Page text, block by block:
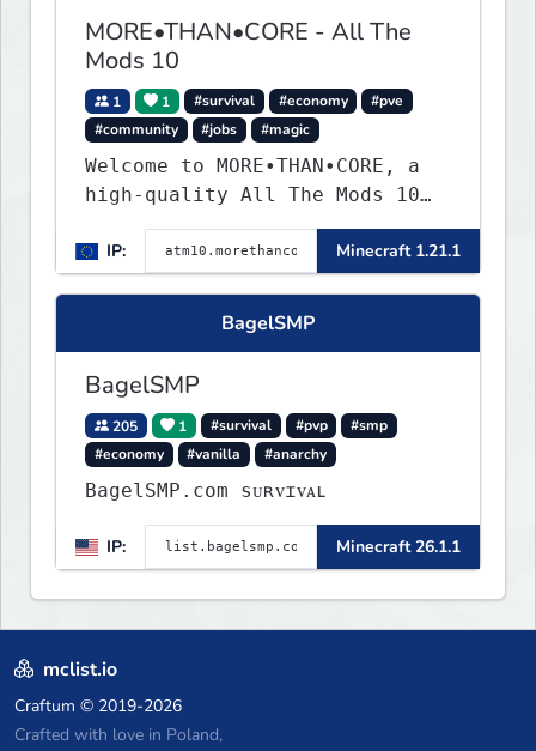
MORE•THAN•CORE - All The
Mods 10
1 1 #survival #economy
#pve
#community
#jobs #magic
Welcome to MORE•THAN•CORE, a
high-quality All The Mods 10
Minecraft server built for
players who want a smooth,
polished, and rewarding modded
IP: Minecraft 1.21.1
BagelSMP
BagelSMP
205 1 #survival #pvp
#smp
#economy
#vanilla #anarchy
BagelSMP.com ѕᴜʀᴠɪᴠᴀʟ
IP: Minecraft 26.1.1
mclist.io
Craftum © 2019-2026
Crafted with love in Poland,